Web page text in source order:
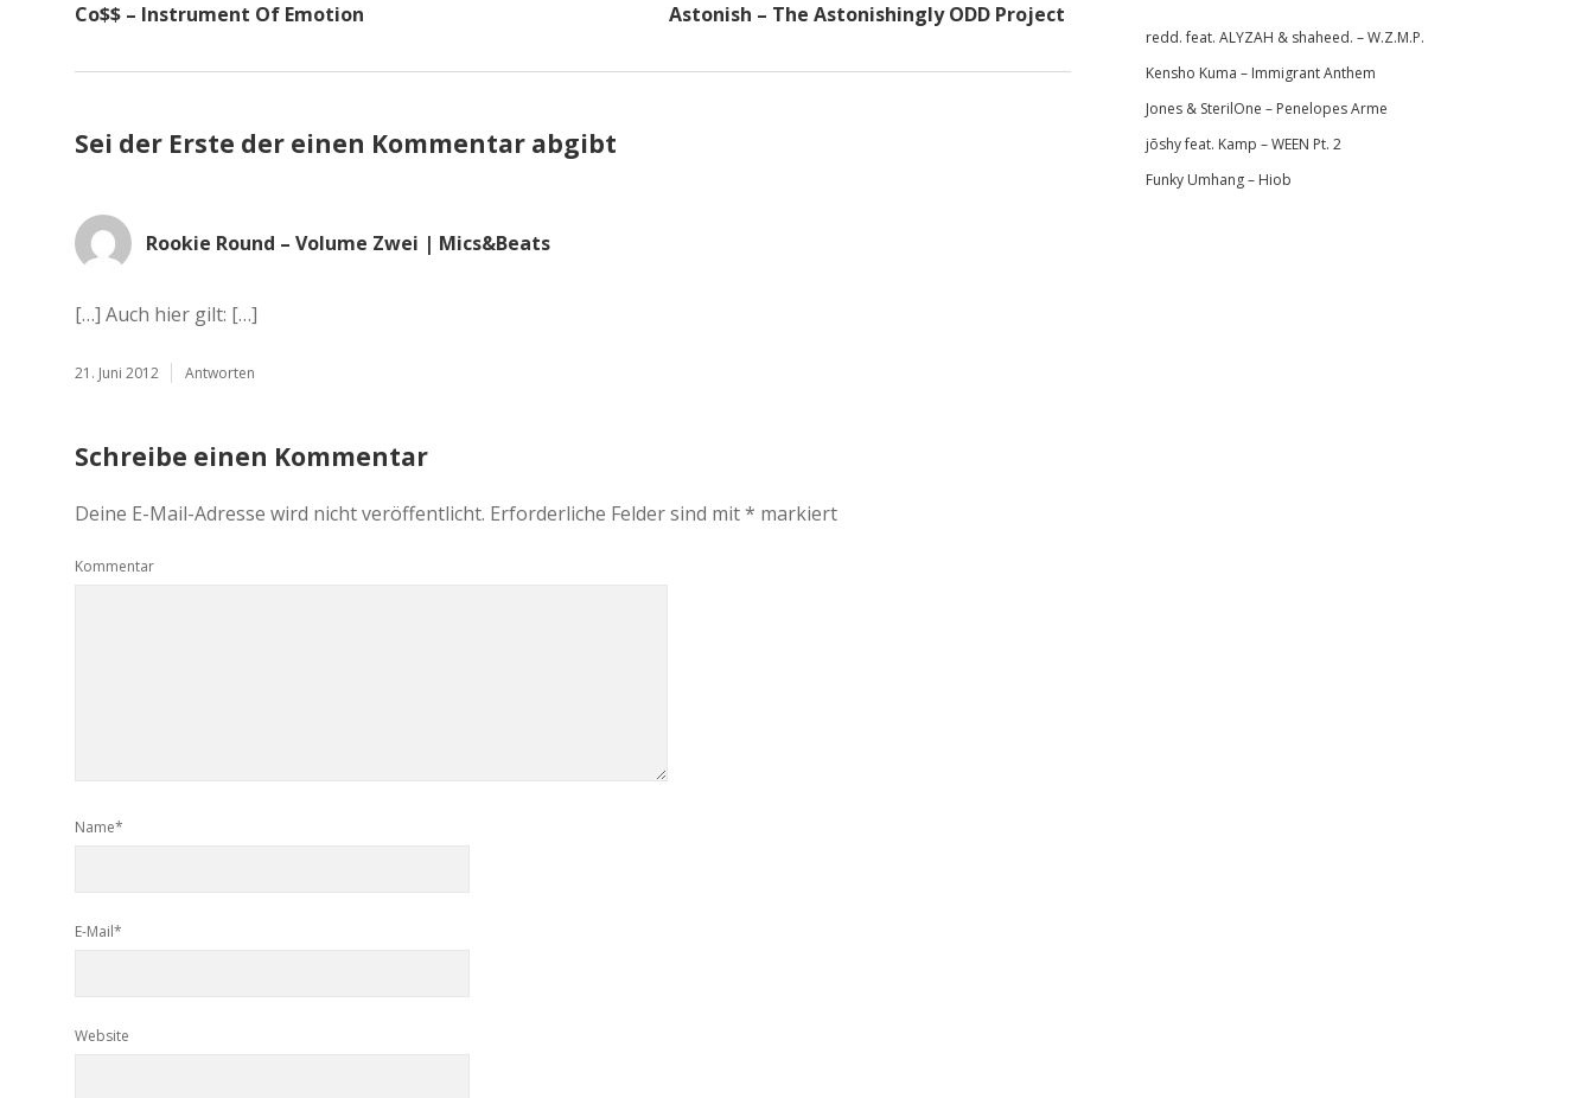
Co$$ – Instrument Of Emotion Astonish – The Astonishingly ODD Project
Sei der Erste der einen Kommentar abgibt
Rookie Round – Volume Zwei | Mics&Beats
[…] Auch hier gilt: […]
21. Juni 2012 Antworten
Schreibe einen Kommentar
Deine E-Mail-Adresse wird nicht veröffentlicht. Erforderliche Felder sind mit* markiert
Kommentar
Name*
E-Mail*
Website
redd. feat. ALYZAH & shaheed. – W.Z.M.P.
Kensho Kuma – Immigrant Anthem
Jones & SterilOne – Penelopes Arme
jōshy feat. Kamp – WEEN Pt. 2
Funky Umhang – Hiob